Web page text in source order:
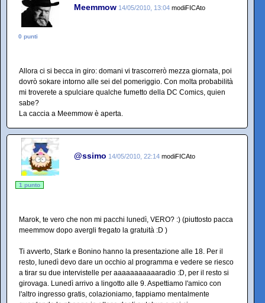
Meemmow 14/05/2010, 13:04 modiFICAto
0 punti
Allora ci si becca in giro: domani vi trascorrerò mezza giornata, poi
dovrò sokare intorno alle sei del pomeriggio. Con molta probabilità
mi troverete a spulciare qualche fumetto della DC Comics, quien
sabe?
La caccia a Meemmow è aperta.
@ssimo 14/05/2010, 22:14 modiFICAto
1 punto
Marok, te vero che non mi pacchi lunedì, VERO? :) (piuttosto pacca
meemmow dopo avergli fregato la gratuità :D )
Ti avverto, Stark e Bonino hanno la presentazione alle 18. Per il
resto, lunedì devo dare un occhio al programma e vedere se riesco
a tirar su due intervistelle per aaaaaaaaaaaradio :D, per il resto si
girovaga. Lunedì arrivo a lingotto alle 9. Aspettiamo l'amico con
l'altro ingresso gratis, colazioniamo, fappiamo mentalmente